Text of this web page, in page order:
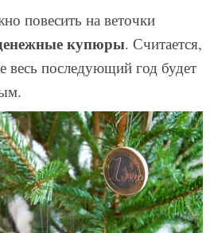
повесить на веточки
купюры. Считается,
весь последующий год будет